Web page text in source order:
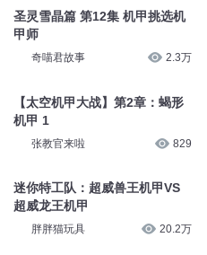
圣灵雪晶篇 第12集 机甲挑选机
甲师
奇喵君故事 2.3万
【太空机甲大战】第2章：蝎形
机甲 1
张教官来啦 829
迷你特工队：超威兽王机甲VS
超威龙王机甲
胖胖猫玩具 20.2万